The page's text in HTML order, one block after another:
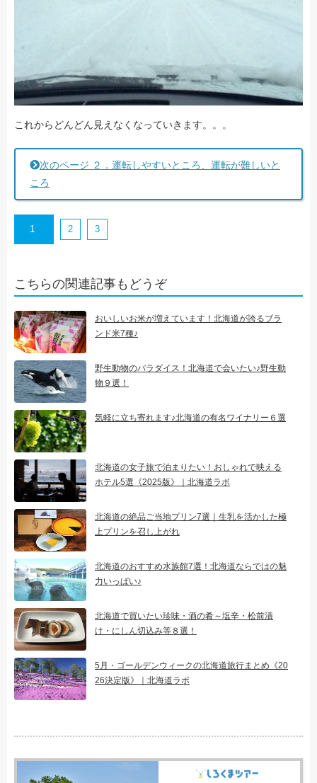
これからどんどん見えなくなっていきます。。。
次のページ ２．運転しやすいところ、運転が難しいと
ころ
1 2 3
こちらの関連記事もどうぞ
おいしいお米が増えています！北海道が誇るブラ
ンド米7種♪
野生動物のパラダイス！北海道で会いたい♪野生動
物９選！
気軽に立ち寄れます♪北海道の有名ワイナリー６選
北海道の女子旅で泊まりたい！おしゃれで映える
ホテル5選《2025版》｜北海道ラボ
北海道の絶品ご当地プリン7選｜生乳を活かした極
上プリンを召し上がれ
北海道のおすすめ水族館7選！北海道ならではの魅
力いっぱい♪
北海道で買いたい珍味・酒の肴～塩辛・松前漬
け・にしん切込み等８選！
5月・ゴールデンウィークの北海道旅行まとめ《20
26決定版》｜北海道ラボ